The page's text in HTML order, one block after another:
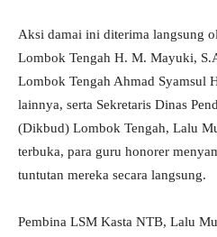
Aksi damai ini diterima langsung
Lombok Tengah H. M. Mayuki,
Lombok Tengah Ahmad Syamsul
lainnya, serta Sekretaris Dinas
(Dikbud) Lombok Tengah, Lalu
terbuka, para guru honorer
tuntutan mereka secara langsung.
Pembina LSM Kasta NTB, Lalu